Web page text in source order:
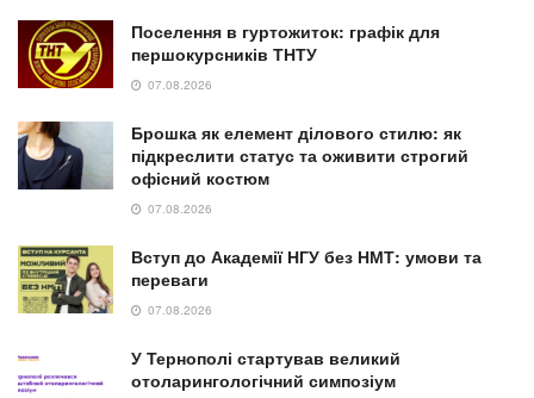
Поселення в гуртожиток: графік для
першокурсників ТНТУ
07.08.2026
Брошка як елемент ділового стилю: як
підкреслити статус та оживити строгий
офісний костюм
07.08.2026
Вступ до Академії НГУ без НМТ: умови та
переваги
07.08.2026
У Тернополі стартував великий
отоларингологічний симпозіум